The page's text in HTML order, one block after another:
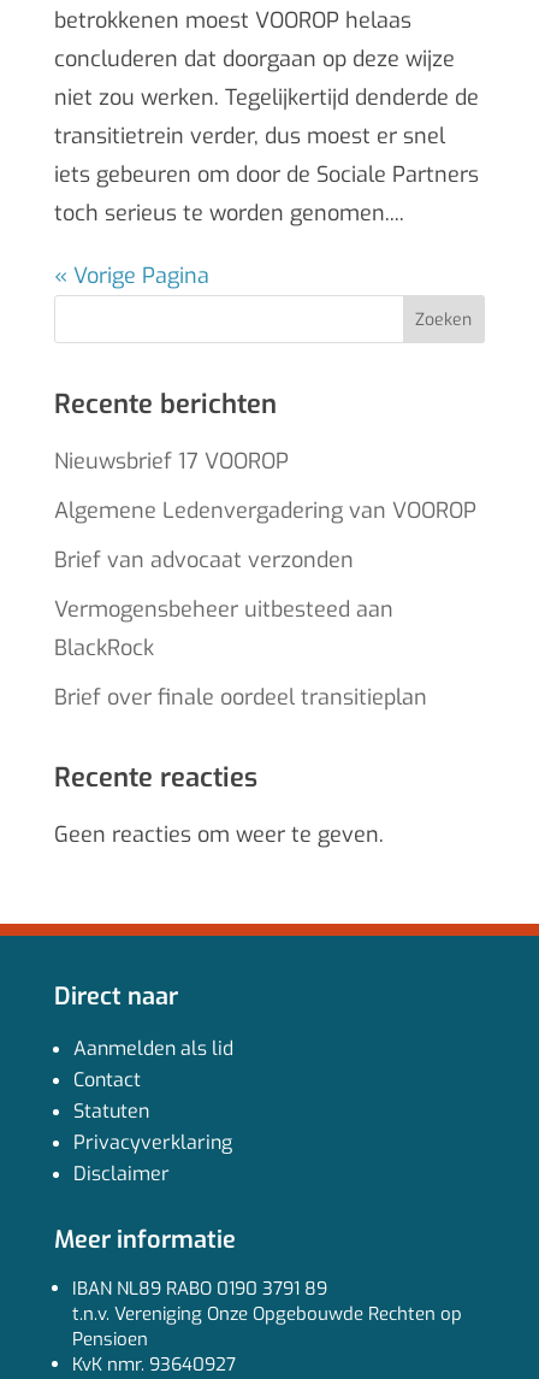
betrokkenen moest VOOROP helaas
concluderen dat doorgaan op deze wijze
niet zou werken. Tegelijkertijd denderde de
transitietrein verder, dus moest er snel
iets gebeuren om door de Sociale Partners
toch serieus te worden genomen....
« Vorige Pagina
Zoeken
Recente berichten
Nieuwsbrief 17 VOOROP
Algemene Ledenvergadering van VOOROP
Brief van advocaat verzonden
Vermogensbeheer uitbesteed aan
BlackRock
Brief over finale oordeel transitieplan
Recente reacties
Geen reacties om weer te geven.
Direct naar
Aanmelden als lid
Contact
Statuten
Privacyverklaring
Disclaimer
Meer informatie
IBAN NL89 RABO 0190 3791 89
t.n.v. Vereniging Onze Opgebouwde Rechten op
Pensioen
KvK nmr. 93640927